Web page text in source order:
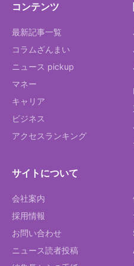
コンテンツ
最新記事一覧
コラムざんまい
ニュース pickup
マネー
キャリア
ビジネス
アクセスランキング
サイトについて
会社案内
採用情報
お問い合わせ
ニュース読者投稿